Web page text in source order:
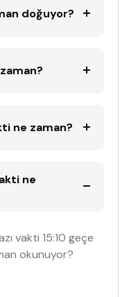
doğuyor?
ne zaman?
ne
vakti 15:10 geçe
okunuyor?